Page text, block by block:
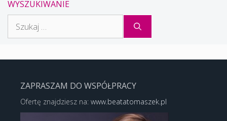
WYSZUKIWANIE
ZAPRASZAM DO WSPÓŁPRACY
Ofertę znajdziesz na: www.beatatomaszek.pl